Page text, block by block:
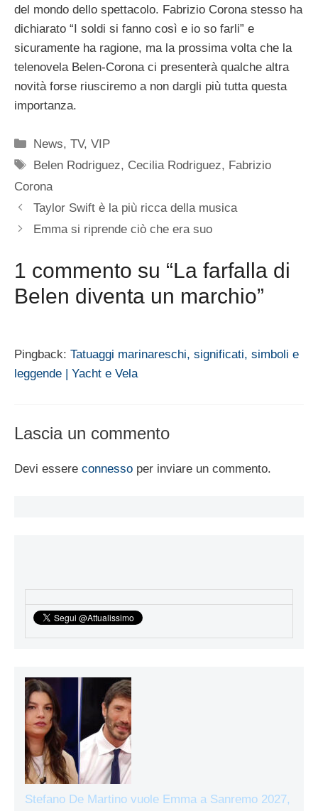
del mondo dello spettacolo. Fabrizio Corona stesso ha
dichiarato “I soldi si fanno così e io so farli” e
sicuramente ha ragione, ma la prossima volta che la
telenovela Belen-Corona ci presenterà qualche altra
novità forse riusciremo a non dargli più tutta questa
importanza.
Categorie
News,TV,VIP
Tag
Belen Rodriguez, Cecilia Rodriguez, Fabrizio
Corona
Taylor Swift è la più ricca della musica
Emma si riprende ciò che era suo
1 commento su “La farfalla di
Belen diventa un marchio”
Pingback: Tatuaggi marinareschi, significati, simboli e
leggende | Yacht e Vela
Lascia un commento
Devi essere connesso per inviare un commento.
Stefano De Martino vuole Emma a Sanremo 2027,